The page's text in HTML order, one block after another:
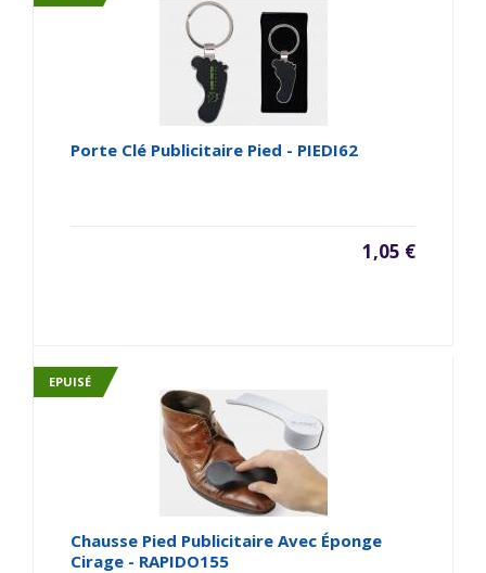
Porte Clé Publicitaire Pied - PIEDI62
1,05 €
EPUISÉ
Chausse Pied Publicitaire Avec Éponge
Cirage - RAPIDO155